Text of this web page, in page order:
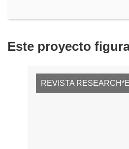
Este proyecto
REVISTA